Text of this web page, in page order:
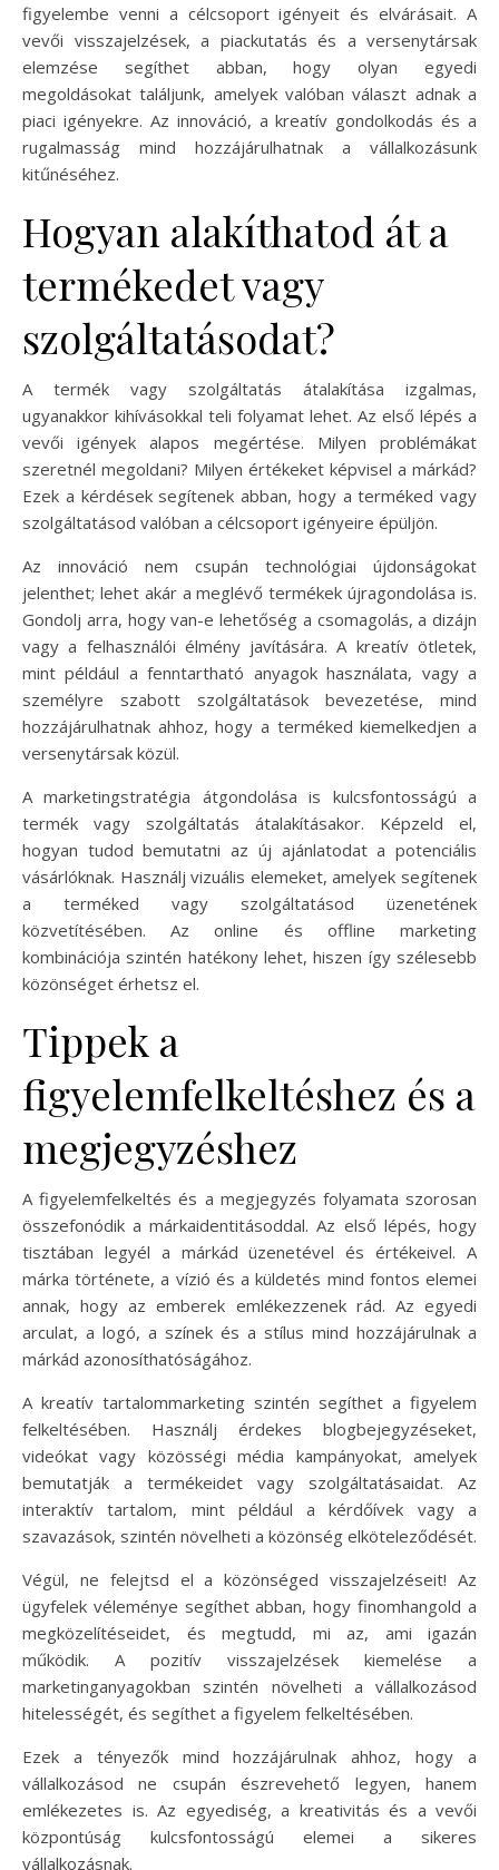
figyelembe venni a célcsoport igényeit és elvárásait. A
vevői visszajelzések, a piackutatás és a versenytársak
elemzése segíthet abban, hogy olyan egyedi
megoldásokat találjunk, amelyek valóban választ adnak a
piaci igényekre. Az innováció, a kreatív gondolkodás és a
rugalmasság mind hozzájárulhatnak a vállalkozásunk
kitűnéséhez.
Hogyan alakíthatod át a
termékedet vagy
szolgáltatásodat?
A termék vagy szolgáltatás átalakítása izgalmas,
ugyanakkor kihívásokkal teli folyamat lehet. Az első lépés a
vevői igények alapos megértése. Milyen problémákat
szeretnél megoldani? Milyen értékeket képvisel a márkád?
Ezek a kérdések segítenek abban, hogy a terméked vagy
szolgáltatásod valóban a célcsoport igényeire épüljön.
Az innováció nem csupán technológiai újdonságokat
jelenthet; lehet akár a meglévő termékek újragondolása is.
Gondolj arra, hogy van-e lehetőség a csomagolás, a dizájn
vagy a felhasználói élmény javítására. A kreatív ötletek,
mint például a fenntartható anyagok használata, vagy a
személyre szabott szolgáltatások bevezetése, mind
hozzájárulhatnak ahhoz, hogy a terméked kiemelkedjen a
versenytársak közül.
A marketingstratégia átgondolása is kulcsfontosságú a
termék vagy szolgáltatás átalakításakor. Képzeld el,
hogyan tudod bemutatni az új ajánlatodat a potenciális
vásárlóknak. Használj vizuális elemeket, amelyek segítenek
a terméked vagy szolgáltatásod üzenetének
közvetítésében. Az online és offline marketing
kombinációja szintén hatékony lehet, hiszen így szélesebb
közönséget érhetsz el.
Tippek a
figyelemfelkeltéshez és a
megjegyzéshez
A figyelemfelkeltés és a megjegyzés folyamata szorosan
összefonódik a márkaidentitásoddal. Az első lépés, hogy
tisztában legyél a márkád üzenetével és értékeivel. A
márka története, a vízió és a küldetés mind fontos elemei
annak, hogy az emberek emlékezzenek rád. Az egyedi
arculat, a logó, a színek és a stílus mind hozzájárulnak a
márkád azonosíthatóságához.
A kreatív tartalommarketing szintén segíthet a figyelem
felkeltésében. Használj érdekes blogbejegyzéseket,
videókat vagy közösségi média kampányokat, amelyek
bemutatják a termékeidet vagy szolgáltatásaidat. Az
interaktív tartalom, mint például a kérdőívek vagy a
szavazások, szintén növelheti a közönség elköteleződését.
Végül, ne felejtsd el a közönséged visszajelzéseit! Az
ügyfelek véleménye segíthet abban, hogy finomhangold a
megközelítéseidet, és megtudd, mi az, ami igazán
működik. A pozitív visszajelzések kiemelése a
marketinganyagokban szintén növelheti a vállalkozásod
hitelességét, és segíthet a figyelem felkeltésében.
Ezek a tényezők mind hozzájárulnak ahhoz, hogy a
vállalkozásod ne csupán észrevehető legyen, hanem
emlékezetes is. Az egyediség, a kreativitás és a vevői
központúság kulcsfontosságú elemei a sikeres
vállalkozásnak.